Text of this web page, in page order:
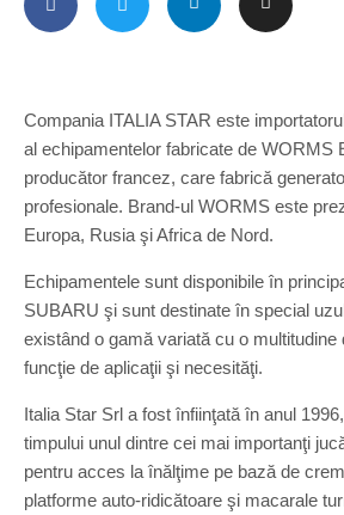
Compania ITALIA STAR este
al echipamentelor fabricate de WORMS
producător francez, care fabrică
profesionale. Brand-ul WORMS este
Europa, Rusia şi Africa de Nord.
Echipamentele sunt disponibile în
SUBARU şi sunt destinate în special
existând o gamă variată cu o multitudine
funcţie de aplicaţii şi necesităţi.
Italia Star Srl a fost înfiinţată în anul
timpului unul dintre cei mai importanţi
pentru acces la înălţime pe bază de
platforme auto-ridicătoare şi macarale